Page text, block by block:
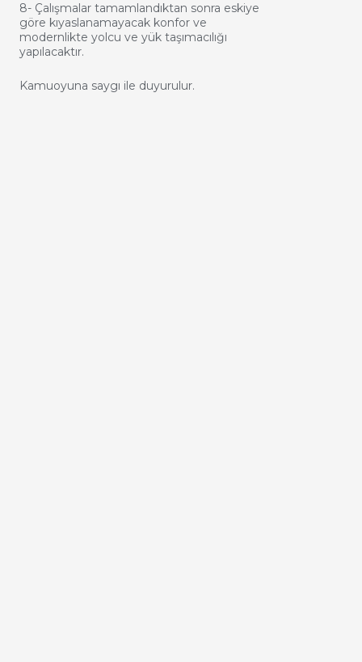
8- Çalışmalar tamamlandıktan sonra eskiye
göre kıyaslanamayacak konfor ve
modernlikte yolcu ve yük taşımacılığı
yapılacaktır.
Kamuoyuna saygı ile duyurulur.